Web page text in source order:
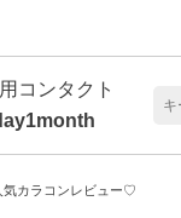
気カラコンレビュー♡
コンタクト
1month